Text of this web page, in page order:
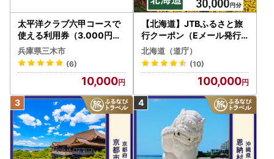
太平洋クラブ六甲コースで
使える利用券（3.000円分
）
兵庫県三木市
(6)
10,000
【北海道】JTBふるさと旅
行クーポン（Eメール発行
）30,000円分 旅行 トラベ
ル 宿泊 人気 おすすめ JTB
W030T
北海道（道庁）
(10)
100,000